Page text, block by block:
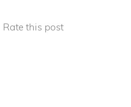
Rate this post